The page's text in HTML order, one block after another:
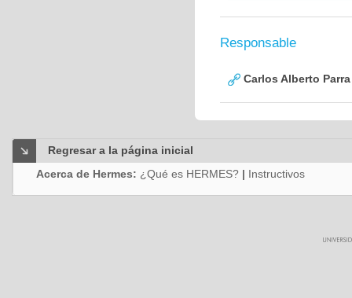
Responsable
Carlos Alberto
Regresar a la página inicial
Acerca de Hermes: ¿Qué es HERMES? | Instructivos